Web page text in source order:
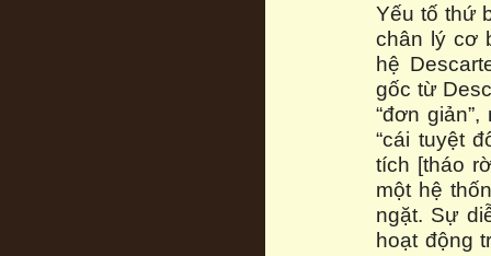
Yếu tố thứ
chân lý cơ
hệ
gốc từ
“đơn
“cái tuyệt
tích [tháo
một hệ
ngặt. Sự
hoạt động